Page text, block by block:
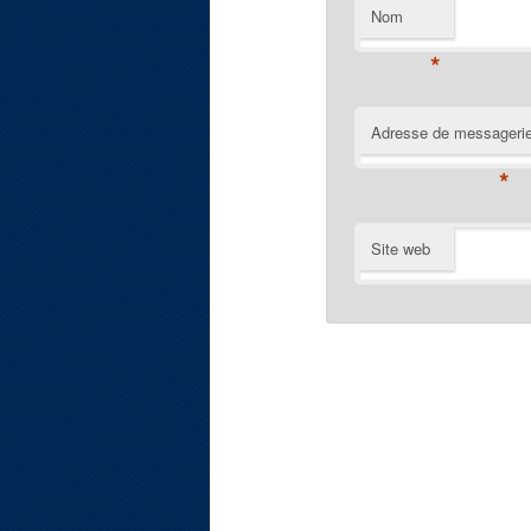
Nom
*
Adresse de
*
Site web